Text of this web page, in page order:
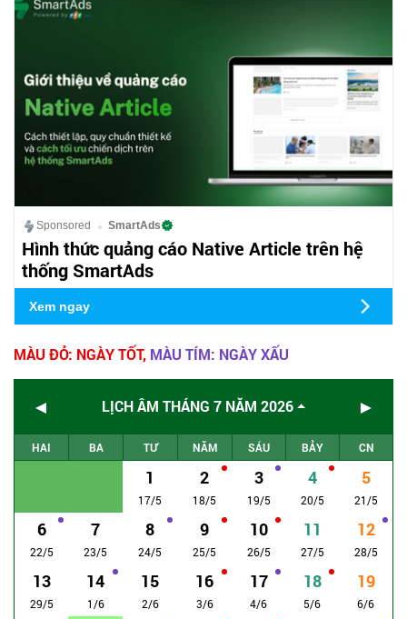
Sponsored SmartAds
Hình thức quảng cáo Native Article trên hệ
thống SmartAds
Xem ngay
MÀU ĐỎ: NGÀY TỐT, MÀU TÍM: NGÀY XẤU
◄ LỊCH ÂM THÁNG 7 NĂM 2026 ►
HAI BA TƯ NĂM SÁU BẢY CN
1
17/5
2
18/5
3
19/5
4
20/5
5
21/5
6
22/5
7
23/5
8
24/5
9
25/5
10
26/5
11
27/5
12
28/5
13
29/5
14
1/6
15
2/6
16
3/6
17
4/6
18
5/6
19
6/6